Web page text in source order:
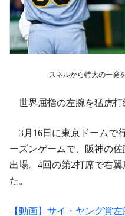
スネルから特大の一発
世界屈指の左腕を猛虎打
3月16日に東京ドームで
ーズンゲームで、阪神の
出場。4回の第2打席で右
た。
【動画】サイ・ヤング賞